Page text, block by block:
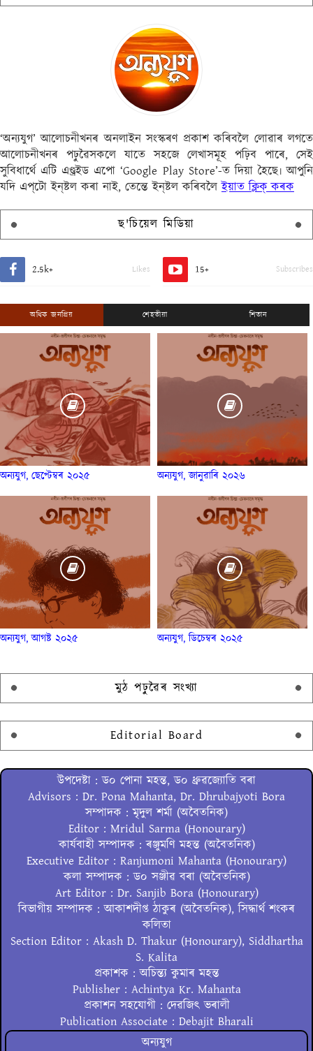
‘অন্যযুগ’ আলোচনীখনৰ অনলাইন সংস্কৰণ প্ৰকাশ কৰিবলৈ লোৱাৰ লগতে
আলোচনীখনৰ পঢ়ুৱৈসকলে যাতে সহজে লেখাসমূহ পঢ়িব পাৰে, সেই
সুবিধাৰ্থে এটি এণ্ড্ৰইড এপো ‘Google Play Store’-ত দিয়া হৈছে৷ আপুনি
যদি এপ্‌টো ইন্‌ষ্টল কৰা নাই, তেন্তে ইন্‌ষ্টল কৰিবলৈইয়াত ক্লিক্ কৰক
ছ'চিয়েল মিডিয়া
2.5k+ Likes 15+ Subscribes
অধিক জনপ্ৰিয় শেহতীয়া শিতান
অন্যযুগ, ছেপ্টেম্বৰ ২০২৫ অন্যযুগ, জানুৱাৰি ২০২৬
অন্যযুগ, আগষ্ট ২০২৫ অন্যযুগ, ডিচেম্বৰ ২০২৫
মুঠ পঢ়ুৱৈৰ সংখ্যা
Editorial Board
উপদেষ্টা : ড০ পোনা মহন্ত, ড০ ধ্ৰুৱজ্যোতি বৰা
Advisors : Dr. Pona Mahanta, Dr. Dhrubajyoti Bora
সম্পাদক : মৃদুল শৰ্মা (অবৈতনিক)
Editor : Mridul Sarma (Honourary)
কাৰ্যবাহী সম্পাদক : ৰঞ্জুমণি মহন্ত (অবৈতনিক)
Executive Editor : Ranjumoni Mahanta (Honourary)
কলা সম্পাদক : ড০ সঞ্জীৱ বৰা (অবৈতনিক)
Art Editor : Dr. Sanjib Bora (Honourary)
বিভাগীয় সম্পাদক : আকাশদীপ্ত ঠাকুৰ (অবৈতনিক), সিদ্ধাৰ্থ শংকৰ
কলিতা
Section Editor : Akash D. Thakur (Honourary), Siddhartha
S. Kalita
প্ৰকাশক : অচিন্ত্য কুমাৰ মহন্ত
Publisher : Achintya Kr. Mahanta
প্ৰকাশন সহযোগী : দেৱজিৎ ভৰালী
Publication Associate : Debajit Bharali
অন্যযুগ